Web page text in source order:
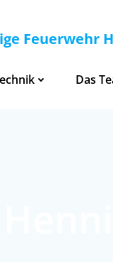
Feuerwehr
Das